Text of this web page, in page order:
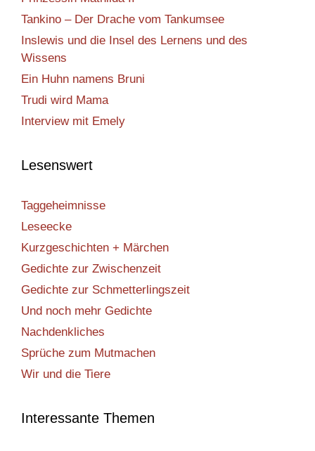
Tankino – Der Drache vom Tankumsee
Inslewis und die Insel des Lernens und des
Wissens
Ein Huhn namens Bruni
Trudi wird Mama
Interview mit Emely
Lesenswert
Taggeheimnisse
Leseecke
Kurzgeschichten + Märchen
Gedichte zur Zwischenzeit
Gedichte zur Schmetterlingszeit
Und noch mehr Gedichte
Nachdenkliches
Sprüche zum Mutmachen
Wir und die Tiere
Interessante Themen